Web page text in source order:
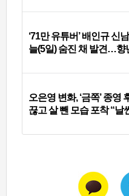
‘71만 유튜버’ 배인규 신
늘(5일) 숨진 채 발견…향
오은영 변화, ‘금쪽’ 종영
끊고 살 뺀 모습 포착 “날